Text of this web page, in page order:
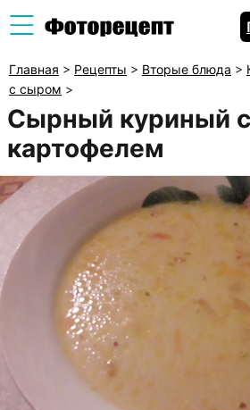
Главная > Рецепты > Вторые блюда >
с сыром >
Сырный куриный
картофелем